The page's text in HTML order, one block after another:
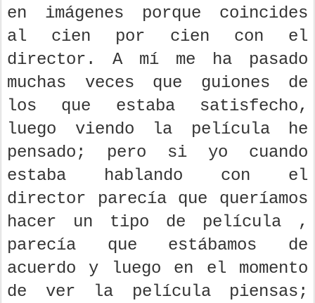
en imágenes porque coincides
al cien por cien con el
director. A mí me ha pasado
muchas veces que guiones de
los que estaba satisfecho,
luego viendo la película he
pensado; pero si yo cuando
estaba hablando con el
director parecía que queríamos
hacer un tipo de película ,
parecía que estábamos de
acuerdo y luego en el momento
de ver la película piensas;